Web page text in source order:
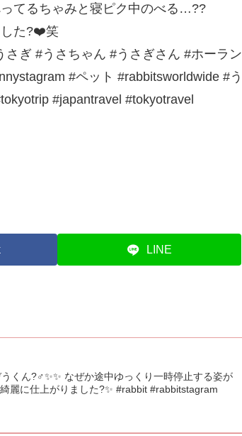
てるちゃみと寝ピク中のべる…??
した?❤️笑
ぎ #うさちゃん #うさぎさん #ホーラン
#ペット #rabbitsworldwide #う
#japantravel #tokyotravel
LINE
くん?‍♂️✨✨ なぜか途中ゆっくり一時停止する姿が
麗に仕上がりました?✨ #rabbit #rabbitstagram